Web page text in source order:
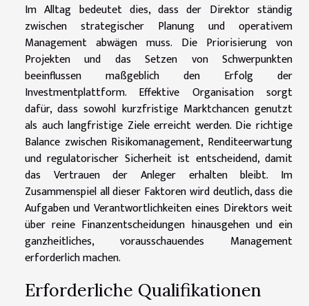
Im Alltag bedeutet dies, dass der Direktor ständig
zwischen strategischer Planung und operativem
Management abwägen muss. Die Priorisierung von
Projekten und das Setzen von Schwerpunkten
beeinflussen maßgeblich den Erfolg der
Investmentplattform. Effektive Organisation sorgt
dafür, dass sowohl kurzfristige Marktchancen genutzt
als auch langfristige Ziele erreicht werden. Die richtige
Balance zwischen Risikomanagement, Renditeerwartung
und regulatorischer Sicherheit ist entscheidend, damit
das Vertrauen der Anleger erhalten bleibt. Im
Zusammenspiel all dieser Faktoren wird deutlich, dass die
Aufgaben und Verantwortlichkeiten eines Direktors weit
über reine Finanzentscheidungen hinausgehen und ein
ganzheitliches, vorausschauendes Management
erforderlich machen.
Erforderliche Qualifikationen